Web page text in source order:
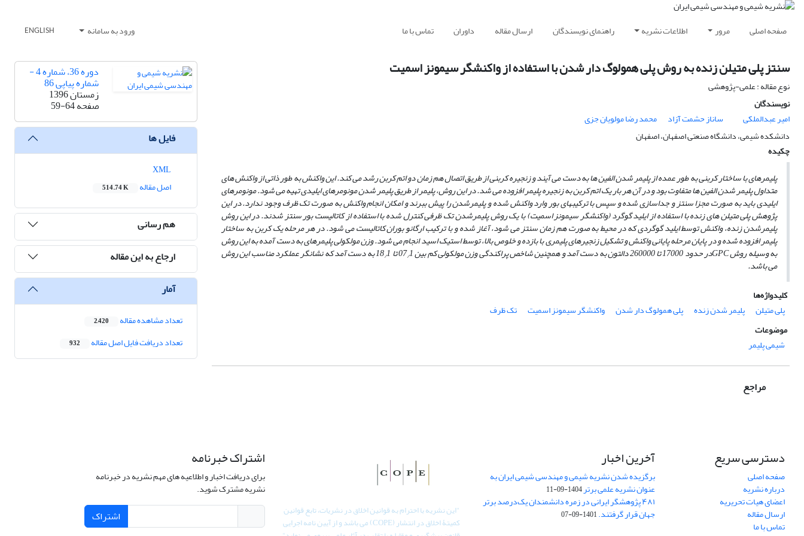
صفحه اصلی مرور اطلاعات نشریه راهنمای نویسندگان ارسال مقاله داوران تماس با ما ورود به سامانه ENGLISH
سنتز پلی متیلن زنده به روش پلی همولوگ دار شدن با استفاده از واکنشگر سیمونز اسمیت
نوع مقاله : علمی-پژوهشی
نویسندگان
امیر عبدالملکی
ساناز حشمت آزاد
محمد رضا مولویان جزی
دانشکده شیمی، دانشگاه صنعتی اصفهان، اصفهان
چکیده
پلیمرهای با ساختار کربنی به طور عمده از پلیمر شدن الفین­ ها به­ دست می ­آیند و زنجیره کربنی از طریق اتصالهم زمان دو اتم کربن رشد می کند. این واکنش به طور ذاتی از واکنش­ های
متداول پلیمر شدن الفین­ ها متفاوت بود و در آن هر بار یک اتم کربن به زنجیره پلیمر افزوده می­ شد. در این روش، پلیمر از طریق پلیمر شدن مونومرهای ایلیدی تهیه می­ شود. مونومرهای
ایلیدی باید به ­صورت مجزا سنتز و جداسازی شده و سپس با ترکیب­های بور وارد واکنش شده و پلیمرشدن را پیش ببرند و امکان انجام واکنش به­ صورت تک ظرف وجود ندارد. در این
پژوهش پلی متیلن ­های زنده با استفاده از ایلید گوگرد (واکنشگر سیمونز اسمیت) با یک روش پلیمرشدن تک ظرفی کنترل شده با استفاده از کاتالیست بور سنتز شدند. در این روش
پلیمرشدن زنده، واکنش توسط ایلید گوگردی که در محیط به­ صورت هم زمان سنتز می­ شود، آغاز شده و با ترکیب ارگانو بوران کاتالیست می ­شود. در هر مرحله یک کربن به ساختار
پلیمر افزوده شده و در پایان مرحله پایانی واکنش و تشکیل زنجیرهای پلیمری با بازده و خلوص بالا، توسط استیک اسید انجام می­ شود. وزن مولکولی پلیمرهای به­ دست آمده به این روش
به­ وسیله روشGPCدر حدود 17000 تا 260000 دالتون به­ دست آمد و همچنین شاخص پراکندگی وزن مولکولی کم بین 07 /1 تا 18 / 1 به دست آمد که نشانگر عملکرد مناسب این روش
می­ باشد.
کلیدواژه‌ها
پلی متیلن
پلیمر شدن زنده پلی همولوگ دار شدن واکنشگر سیمونز اسمیت
تک ظرف
موضوعات
شیمی پلیمر
مراجع
دوره 36، شماره 4 -
شماره پیاپی 86
زمستان 1396
صفحه59-64
فایل ها
اصل مقاله
514.74 K
هم رسانی
ارجاع به این مقاله
آمار
تعداد مشاهده مقاله 2,420
تعداد دریافت فایل اصل مقاله 932
دسترسی سریع
صفحه اصلی
درباره نشریه
اعضای هیات تحریریه
ارسال مقاله
تماس با ما
آخرین اخبار
برگزیده شدن نشریه شیمی و مهندسی شیمی ایران به
عنوان نشریه علمی برتر1404-09-11
۴۸۱ پژوهشگر ایرانی در زمره دانشمندان یک‌درصد برتر
جهان قرار گرفتند.1401-09-07
"این نشریه با احترام به قوانین اخلاق در نشریات، تابع قوانین
کمیتۀ اخلاق در انتشار (COPE) می باشد و از آیین نامه اجرایی
اشتراک خبرنامه
برای دریافت اخبار و اطلاعیه های مهم نشریه در خبرنامه
نشریه مشترک شوید.
اشتراک